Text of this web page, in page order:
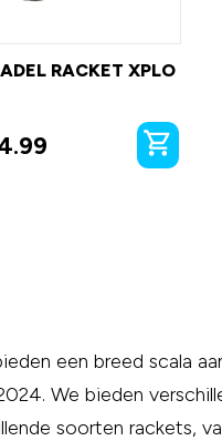
RACKET XPLO
een breed scala
We bieden
soorten rackets,